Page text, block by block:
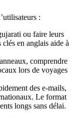
:
ou faire leurs
en anglais aide à
comprendre
lors de voyages
des e-mails,
Le format
longs sans délai.